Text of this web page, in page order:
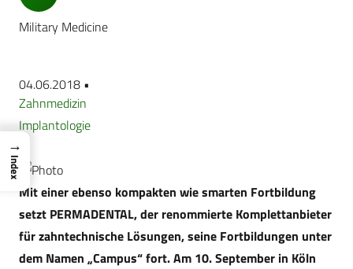
Military Medicine
04.06.2018 •
Zahnmedizin
Implantologie
Mit einer ebenso kompakten wie smarten Fortbildung
setzt PERMADENTAL, der renommierte Komplettanbieter
für zahntechnische Lösungen, seine Fortbildungen unter
dem Namen „Campus“ fort. Am 10. September in Köln
→
Index